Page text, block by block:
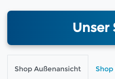
Unser
Shop Außenansicht